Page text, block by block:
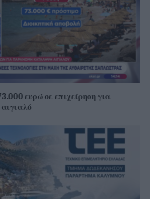
ευρώ σε επιχείρηση για